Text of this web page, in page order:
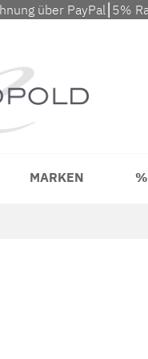
über PayPal⎮5%
MARKEN